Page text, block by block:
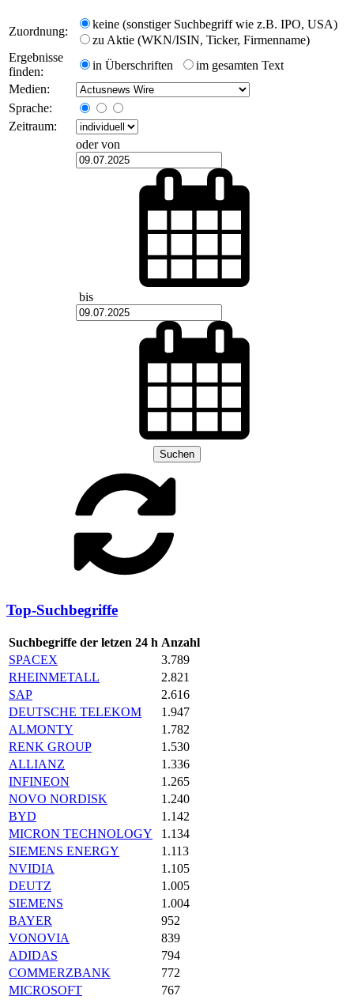
Zuordnung:
keine (sonstiger Suchbegriff wie z.B. IPO, USA)
zu Aktie (WKN/ISIN, Ticker, Firmenname)
Ergebnisse
finden:
in Überschriften
im gesamten Text
Medien:
Sprache:
Zeitraum:
oder von
bis
Suchen
Top-Suchbegriffe
Suchbegriffe der letzen 24 h Anzahl
SPACEX
3.789
RHEINMETALL
2.821
SAP
2.616
DEUTSCHE TELEKOM
1.947
ALMONTY
1.782
RENK GROUP
1.530
ALLIANZ
1.336
INFINEON
1.265
NOVO NORDISK
1.240
BYD
1.142
MICRON TECHNOLOGY
1.134
SIEMENS ENERGY
1.113
NVIDIA
1.105
DEUTZ
1.005
SIEMENS
1.004
BAYER
952
VONOVIA
839
ADIDAS
794
COMMERZBANK
772
MICROSOFT
767